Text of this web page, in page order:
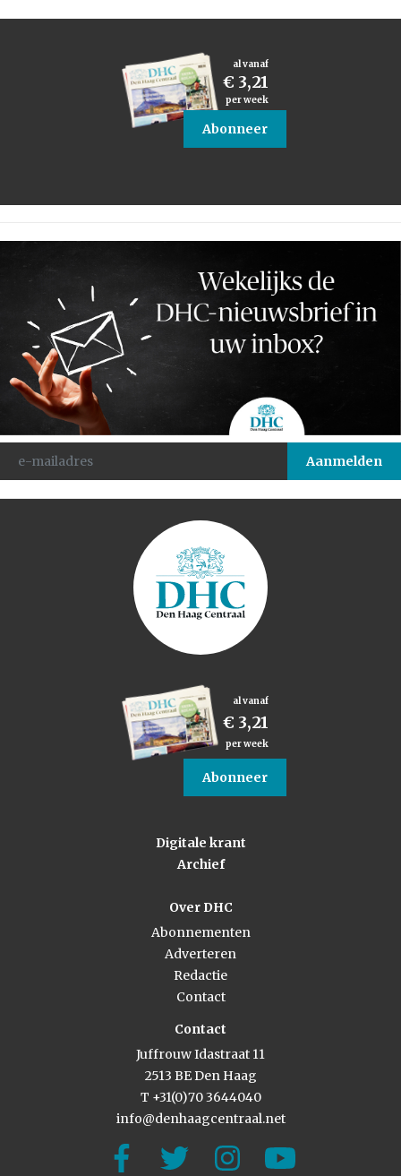
al vanaf
€ 3,21
per week
Abonneer
al vanaf
€ 3,21
per week
Abonneer
Digitale krant
Archief
Over DHC
Abonnementen
Adverteren
Redactie
Contact
Contact
Juffrouw Idastraat 11
2513 BE Den Haag
T +31(0)70 3644040
info@denhaagcentraal.net